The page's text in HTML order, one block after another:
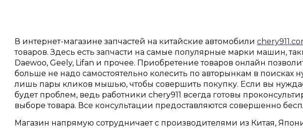
В интернет-магазине запчастей на китайские автомобили
товаров. Здесь есть запчасти на самые популярные марки машин,
Daewoo, Geely, Lifan и прочее. Приобретение товаров онлайн
больше не надо самостоятельно колесить по авторынкам в поисках
лишь пары кликов мышью, чтобы совершить покупку. Если вы
будет проблем, ведь работники chery911 всегда готовы
выборе товара. Все консультации предоставляются совершенно
Магазин напрямую сотрудничает с производителями из Китая,